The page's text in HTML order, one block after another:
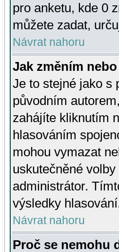
pro anketu, kde 0
můžete zadat,
Návrat nahoru
Jak změním
Je to stejné jako s
původním
zahájíte kliknutím
hlasováním
mohou vymazat
uskutečněné
administrátor.
výsledky
Návrat nahoru
Proč se nemohu